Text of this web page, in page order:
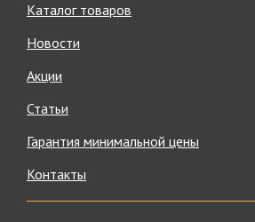
Каталог товаров
Новости
Акции
Статьи
Гарантия минимальной цены
Контакты